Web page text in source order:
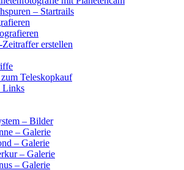
– Startrails
erstellen
Teleskopkauf
Links
– Bilder
– Galerie
– Galerie
– Galerie
– Galerie